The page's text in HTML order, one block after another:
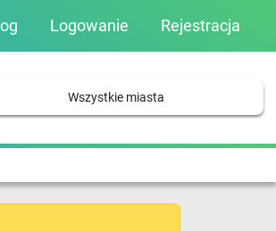
Logowanie Rejestracja
Wszystkie miasta